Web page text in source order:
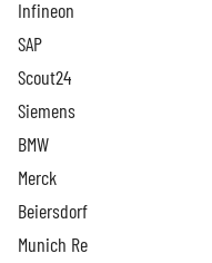
Infineon
SAP
Scout24
Siemens
BMW
Merck
Beiersdorf
Munich Re